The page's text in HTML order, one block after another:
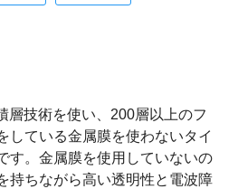
層技術を使い、200層以上のフ
している金属膜を使わないタイ
す。金属膜を使用していないの
持ちながら高い透明性と電波障